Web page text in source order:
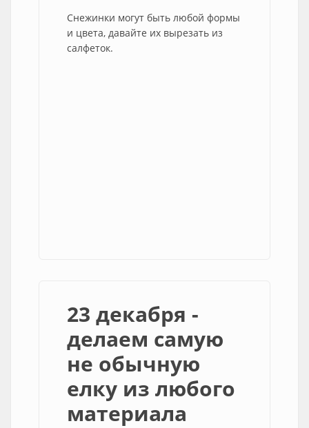
Снежинки могут быть любой формы
и цвета, давайте их вырезать из
салфеток.
23 декабря -
делаем самую
не обычную
елку из любого
материала